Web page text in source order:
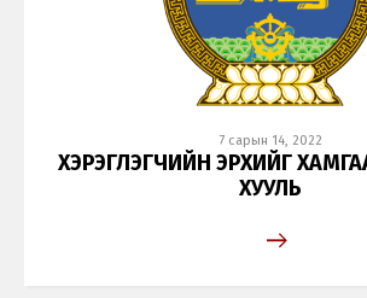
7 сарын 14, 2022
ХЭРЭГЛЭГЧИЙН ЭРХИЙГ
ХУУЛЬ